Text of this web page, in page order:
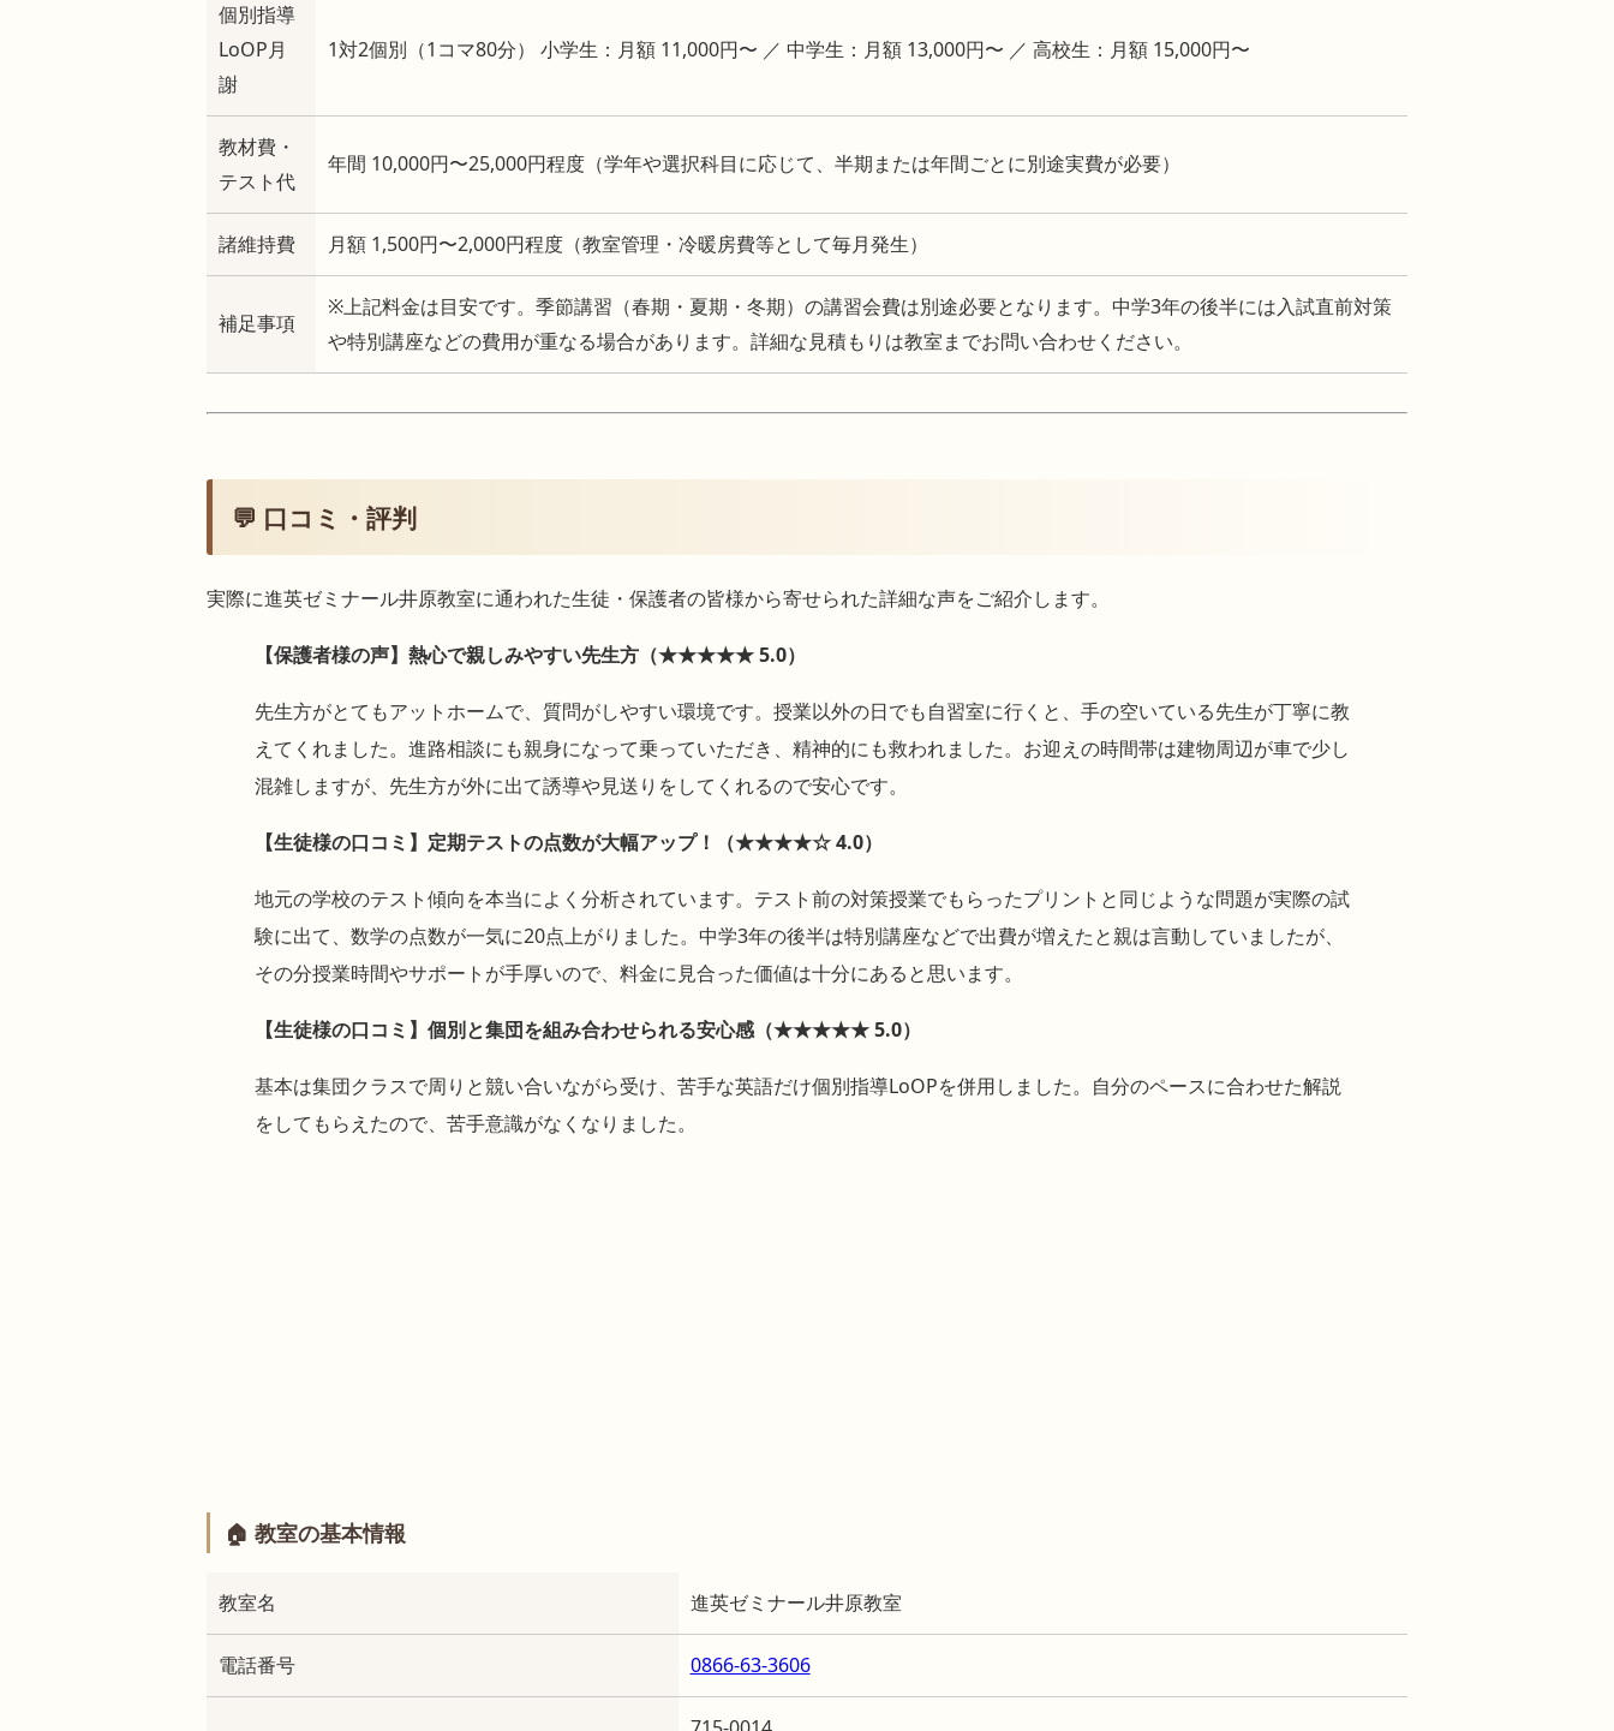
個別指導
LoOP月
謝
1対2個別（1コマ80分） 小学生：月額 11,000円〜 ／ 中学生：月額 13,000円〜 ／ 高校生：月額 15,000円〜
教材費・
テスト代
年間 10,000円〜25,000円程度（学年や選択科目に応じて、半期または年間ごとに別途実費が必要）
諸維持費 月額 1,500円〜2,000円程度（教室管理・冷暖房費等として毎月発生）
補足事項
※上記料金は目安です。季節講習（春期・夏期・冬期）の講習会費は別途必要となります。中学3年の後半には入試直前対策
や特別講座などの費用が重なる場合があります。詳細な見積もりは教室までお問い合わせください。
💬 口コミ・評判
実際に進英ゼミナール井原教室に通われた生徒・保護者の皆様から寄せられた詳細な声をご紹介します。
【保護者様の声】熱心で親しみやすい先生方（★★★★★ 5.0）
先生方がとてもアットホームで、質問がしやすい環境です。授業以外の日でも自習室に行くと、手の空いている先生が丁寧に教
えてくれました。進路相談にも親身になって乗っていただき、精神的にも救われました。お迎えの時間帯は建物周辺が車で少し
混雑しますが、先生方が外に出て誘導や見送りをしてくれるので安心です。
【生徒様の口コミ】定期テストの点数が大幅アップ！（★★★★☆ 4.0）
地元の学校のテスト傾向を本当によく分析されています。テスト前の対策授業でもらったプリントと同じような問題が実際の試
験に出て、数学の点数が一気に20点上がりました。中学3年の後半は特別講座などで出費が増えたと親は言動していましたが、
その分授業時間やサポートが手厚いので、料金に見合った価値は十分にあると思います。
【生徒様の口コミ】個別と集団を組み合わせられる安心感（★★★★★ 5.0）
基本は集団クラスで周りと競い合いながら受け、苦手な英語だけ個別指導LoOPを併用しました。自分のペースに合わせた解説
をしてもらえたので、苦手意識がなくなりました。
🏠 教室の基本情報
教室名 進英ゼミナール井原教室
電話番号 0866-63-3606